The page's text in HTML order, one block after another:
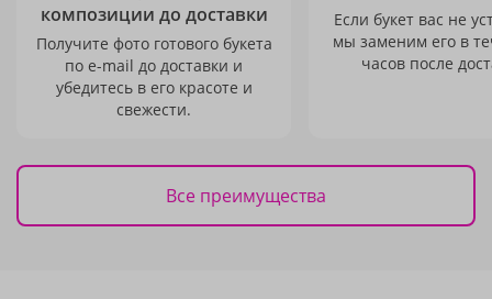
композиции до доставки
Получите фото готового букета
по e-mail до доставки и
убедитесь в его красоте и
свежести.
Если букет вас не
мы заменим его в
часов после
Все преимущества